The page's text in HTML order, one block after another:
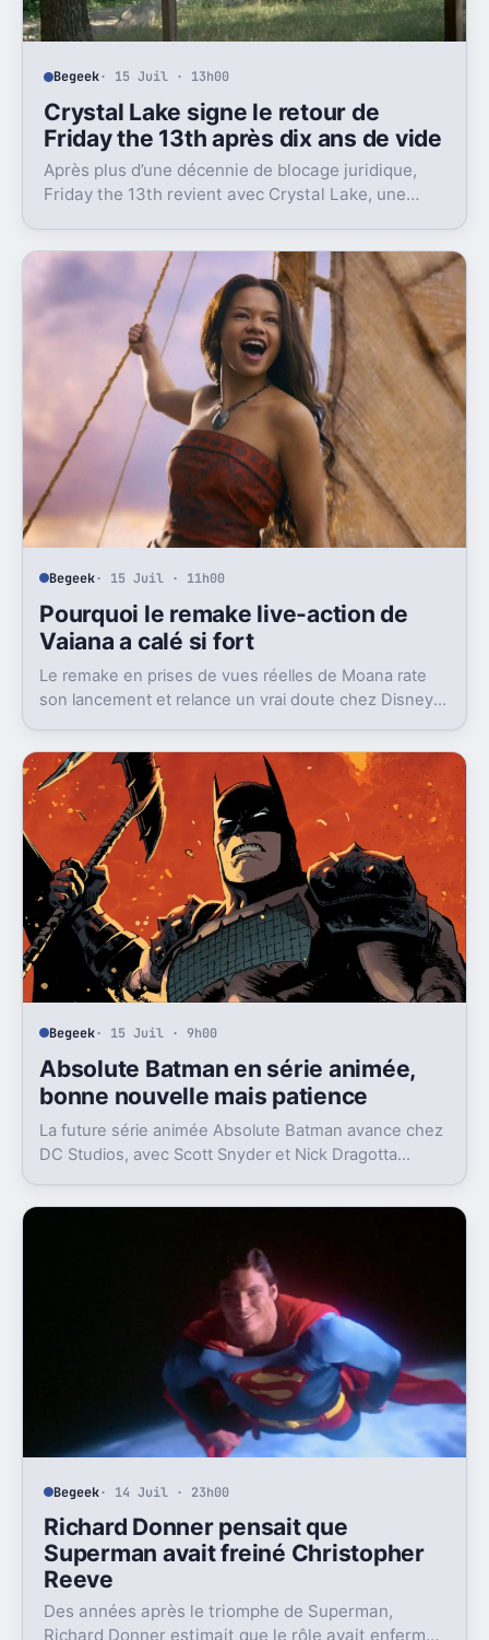
Begeek· 15 Juil · 13h00
Crystal Lake signe le retour de
Friday the 13th après dix ans de vide
Après plus d’une décennie de blocage juridique,
Friday the 13th revient avec Crystal Lake, une
Begeek· 15 Juil · 11h00
Pourquoi le remake live-action de
Vaiana a calé si fort
Le remake en prises de vues réelles de Moana rate
son lancement et relance un vrai doute chez Disney
Begeek· 15 Juil · 9h00
Absolute Batman en série animée,
bonne nouvelle mais patience
La future série animée Absolute Batman avance chez
DC Studios, avec Scott Snyder et Nick Dragotta
demain.
Begeek· 14 Juil · 23h00
Richard Donner pensait que
Superman avait freiné Christopher
Reeve
Des années après le triomphe de Superman,
Richard Donner estimait que le rôle avait enfermé